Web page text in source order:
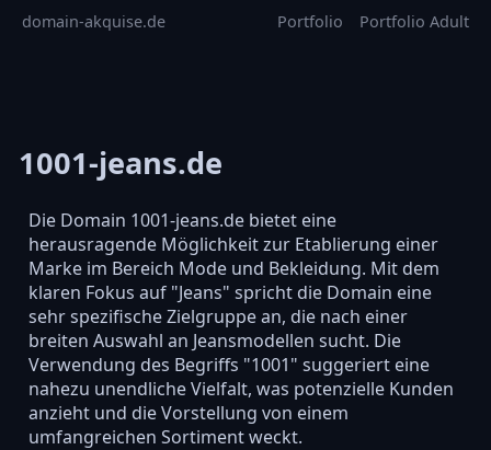
domain-akquise.de Portfolio Portfolio Adult
1001-jeans.de
Die Domain 1001-jeans.de bietet eine
herausragende Möglichkeit zur Etablierung einer
Marke im Bereich Mode und Bekleidung. Mit dem
klaren Fokus auf "Jeans" spricht die Domain eine
sehr spezifische Zielgruppe an, die nach einer
breiten Auswahl an Jeansmodellen sucht. Die
Verwendung des Begriffs "1001" suggeriert eine
nahezu unendliche Vielfalt, was potenzielle Kunden
anzieht und die Vorstellung von einem
umfangreichen Sortiment weckt.